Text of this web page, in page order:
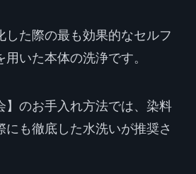
した際の最も効果的なセルフ
いた本体の洗浄です。
】のお手入れ方法では、染料
にも徹底した水洗いが推奨さ